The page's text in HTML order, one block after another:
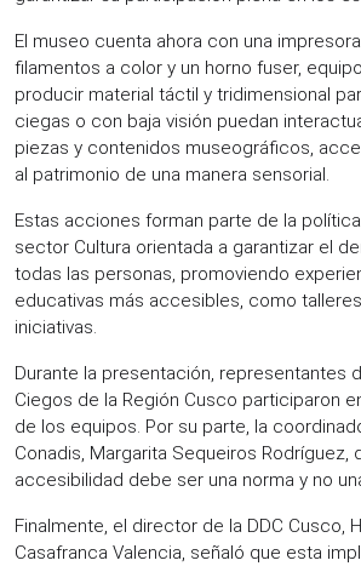
El museo cuenta ahora con una impresora
filamentos a color y un horno fuser,
producir material táctil y tridimensional
ciegas o con baja visión puedan
piezas y contenidos museográficos,
al patrimonio de una manera sensorial.
Estas acciones forman parte de la
sector Cultura orientada a garantizar el
todas las personas, promoviendo
educativas más accesibles, como
iniciativas.
Durante la presentación, representantes
Ciegos de la Región Cusco participaron
de los equipos. Por su parte, la
Conadis, Margarita Sequeiros Rodríguez,
accesibilidad debe ser una norma y no
Finalmente, el director de la DDC Cusco,
Casafranca Valencia, señaló que esta